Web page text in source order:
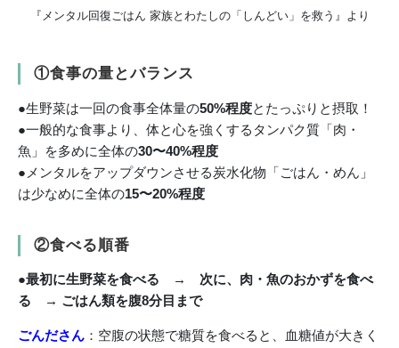
『メンタル回復ごはん 家族とわたしの「しんどい」を救う』より
①食事の量とバランス
●生野菜は一回の食事全体量の50%程度とたっぷりと摂取！
●一般的な食事より、体と心を強くするタンパク質「肉・
魚」を多めに全体の30〜40%程度
●メンタルをアップダウンさせる炭水化物「ごはん・めん」
は少なめに全体の15〜20%程度
②食べる順番
●最初に生野菜を食べる → 次に、肉・魚のおかずを食べ
る → ごはん類を腹8分目まで
ごんださん ：空腹の状態で糖質を食べると、血糖値が大きく